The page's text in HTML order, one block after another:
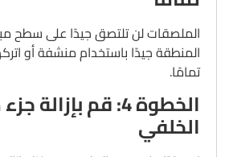
الملصقات لن تلتصق جيدًا على سطح
المنطقة جيدًا باستخدام منشفة أو
تمامًا.
الخطوة 4: قم
الخلفي